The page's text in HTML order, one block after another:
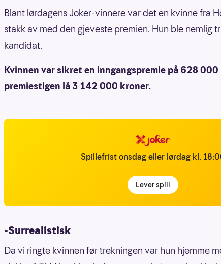
Blant lørdagens Joker-vinnere var det en kvinne fra
stakk av med den gjeveste premien. Hun ble nemlig
kandidat.
Kvinnen var sikret en inngangspremie på 628
premiestigen lå 3 142 000 kroner.
Spillefrist onsdag eller lørdag kl.
Lever spill
-Surrealistisk
Da vi ringte kvinnen før trekningen var hun hjemme